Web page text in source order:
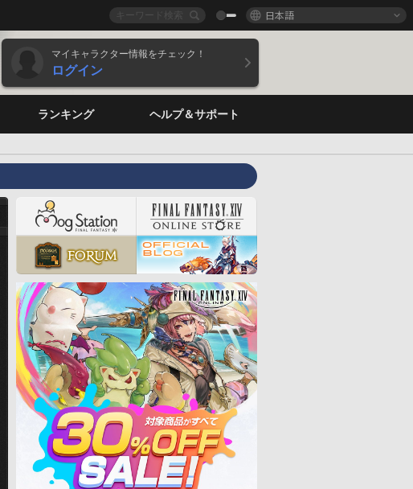
日本語
マイキャラクター情報をチェック！
ログイン
ランキング ヘルプ＆サポート